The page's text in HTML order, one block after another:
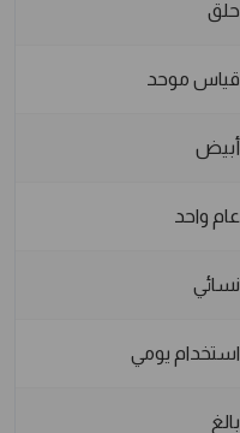
حلق
قياس موحد
أبيض
عام واحد
نسائي
استخدام يومي
بالغ